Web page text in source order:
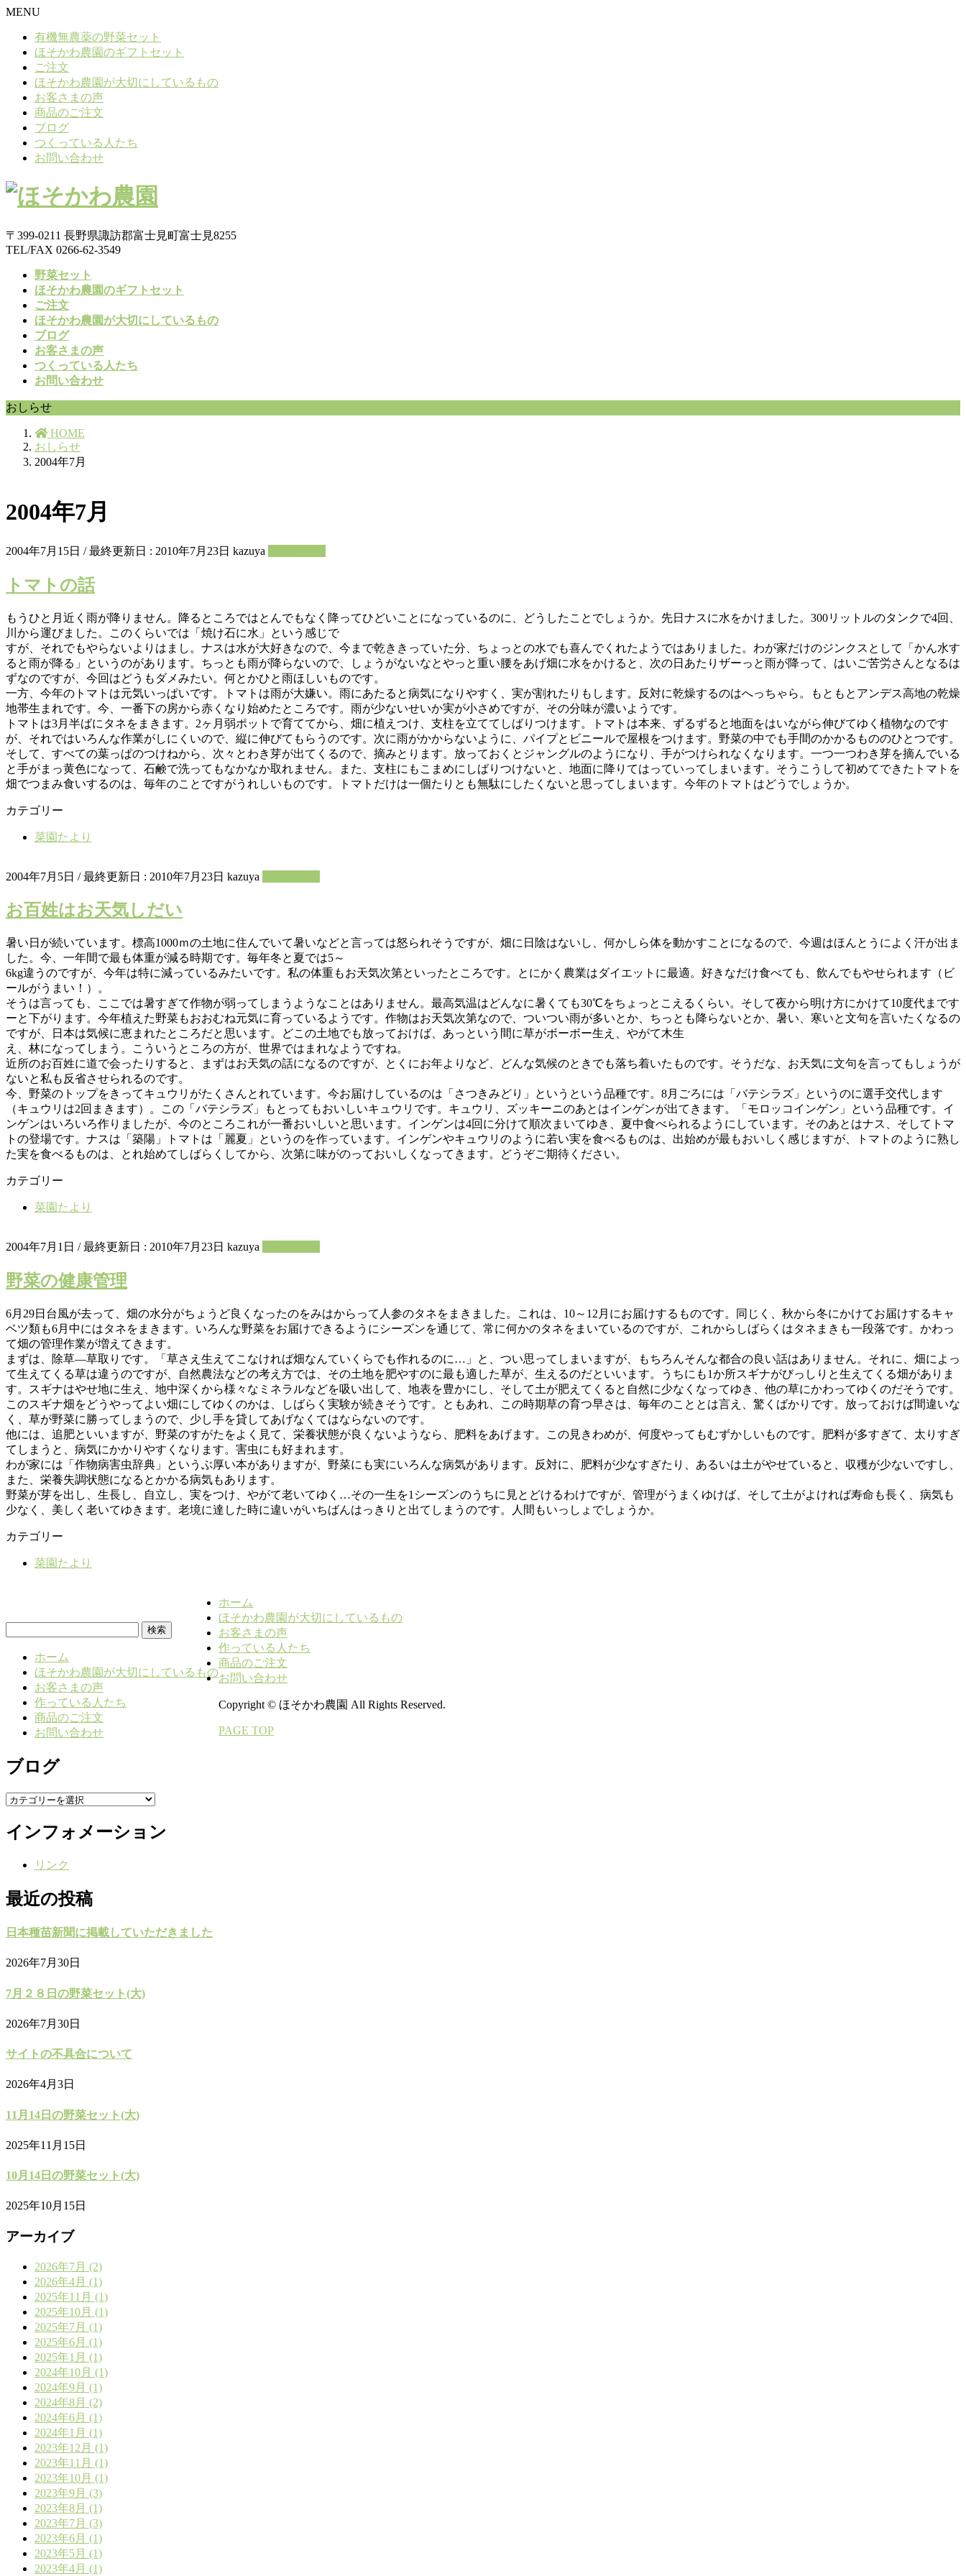
MENU
有機無農薬の野菜セット
ほそかわ農園のギフトセット
ご注文
ほそかわ農園が大切にしているもの
お客さまの声
商品のご注文
ブログ
つくっている人たち
お問い合わせ
〒399-0211 長野県諏訪郡富士見町富士見8255
TEL/FAX 0266-62-3549
野菜セット
ほそかわ農園のギフトセット
ご注文
ほそかわ農園が大切にしているもの
ブログ
お客さまの声
つくっている人たち
お問い合わせ
おしらせ
HOME
おしらせ
2004年7月
2004年7月
2004年7月15日 / 最終更新日 : 2010年7月23日 kazuya
トマトの話
もうひと月近く雨が降りません。降るところではとんでもなく降ってひどいことになっているのに、どうしたことでしょうか。先日ナスに水をかけました。300リットルのタンクで4回、
川から運びました。このくらいでは「焼け石に水」という感じで
すが、それでもやらないよりはまし。ナスは水が大好きなので、今まで乾ききっていた分、ちょっとの水でも喜んでくれたようではありました。わが家だけのジンクスとして「かん水す
ると雨が降る」というのがあります。ちっとも雨が降らないので、しょうがないなとやっと重い腰をあげ畑に水をかけると、次の日あたりザーっと雨が降って、はいご苦労さんとなるは
ずなのですが、今回はどうもダメみたい。何とかひと雨ほしいものです。
一方、今年のトマトは元気いっぱいです。トマトは雨が大嫌い。雨にあたると病気になりやすく、実が割れたりもします。反対に乾燥するのはへっちゃら。もともとアンデス高地の乾燥
地帯生まれです。今、一番下の房から赤くなり始めたところです。雨が少ないせいか実が小さめですが、その分味が濃いようです。
トマトは3月半ばにタネをまきます。2ヶ月弱ポットで育ててから、畑に植えつけ、支柱を立ててしばりつけます。トマトは本来、ずるずると地面をはいながら伸びてゆく植物なのです
が、それではいろんな作業がしにくいので、縦に伸びてもらうのです。次に雨がかからないように、パイプとビニールで屋根をつけます。野菜の中でも手間のかかるもののひとつです。
そして、すべての葉っぱのつけねから、次々とわき芽が出てくるので、摘みとります。放っておくとジャングルのようになり、手がつけられなくなります。一つ一つわき芽を摘んでいる
と手がまっ黄色になって、石鹸で洗ってもなかなか取れません。また、支柱にもこまめにしばりつけないと、地面に降りてはっていってしまいます。そうこうして初めてできたトマトを
畑でつまみ食いするのは、毎年のことですがうれしいものです。トマトだけは一個たりとも無駄にしたくないと思ってしまいます。今年のトマトはどうでしょうか。
カテゴリー
菜園たより
2004年7月5日 / 最終更新日 : 2010年7月23日 kazuya
お百姓はお天気しだい
暑い日が続いています。標高1000ｍの土地に住んでいて暑いなどと言っては怒られそうですが、畑に日陰はないし、何かしら体を動かすことになるので、今週はほんとうによく汗が出ま
した。今、一年間で最も体重が減る時期です。毎年冬と夏では5～
6kg違うのですが、今年は特に減っているみたいです。私の体重もお天気次第といったところです。とにかく農業はダイエットに最適。好きなだけ食べても、飲んでもやせられます（ビ
ールがうまい！）。
そうは言っても、ここでは暑すぎて作物が弱ってしまうようなことはありません。最高気温はどんなに暑くても30℃をちょっとこえるくらい。そして夜から明け方にかけて10度代まです
ーと下がります。今年植えた野菜もおおむね元気に育っているようです。作物はお天気次第なので、ついつい雨が多いとか、ちっとも降らないとか、暑い、寒いと文句を言いたくなるの
ですが、日本は気候に恵まれたところだと思います。どこの土地でも放っておけば、あっという間に草がボーボー生え、やがて木生
え、林になってしまう。こういうところの方が、世界ではまれなようですね。
近所のお百姓に道で会ったりすると、まずはお天気の話になるのですが、とくにお年よりなど、どんな気候のときでも落ち着いたものです。そうだな、お天気に文句を言ってもしょうが
ないと私も反省させられるのです。
今、野菜のトップをきってキュウリがたくさんとれています。今お届けしているのは「さつきみどり」というという品種です。8月ごろには「バテシラズ」というのに選手交代します
（キュウリは2回まきます）。この「バテシラズ」もとってもおいしいキュウリです。キュウリ、ズッキーニのあとはインゲンが出てきます。「モロッコインゲン」という品種です。イ
ンゲンはいろいろ作りましたが、今のところこれが一番おいしいと思います。インゲンは4回に分けて順次まいてゆき、夏中食べられるようにしています。そのあとはナス、そしてトマ
トの登場です。ナスは「築陽」トマトは「麗夏」というのを作っています。インゲンやキュウリのように若い実を食べるものは、出始めが最もおいしく感じますが、トマトのように熟し
た実を食べるものは、とれ始めてしばらくしてから、次第に味がのっておいしくなってきます。どうぞご期待ください。
カテゴリー
菜園たより
2004年7月1日 / 最終更新日 : 2010年7月23日 kazuya
野菜の健康管理
6月29日台風が去って、畑の水分がちょうど良くなったのをみはからって人参のタネをまきました。これは、10～12月にお届けするものです。同じく、秋から冬にかけてお届けするキャ
ベツ類も6月中にはタネをまきます。いろんな野菜をお届けできるようにシーズンを通じて、常に何かのタネをまいているのですが、これからしばらくはタネまきも一段落です。かわっ
て畑の管理作業が増えてきます。
まずは、除草―草取りです。「草さえ生えてこなければ畑なんていくらでも作れるのに…」と、つい思ってしまいますが、もちろんそんな都合の良い話はありません。それに、畑によっ
て生えてくる草は違うのですが、自然農法などの考え方では、その土地を肥やすのに最も適した草が、生えるのだといいます。うちにも1か所スギナがびっしりと生えてくる畑がありま
す。スギナはやせ地に生え、地中深くから様々なミネラルなどを吸い出して、地表を豊かにし、そして土が肥えてくると自然に少なくなってゆき、他の草にかわってゆくのだそうです。
このスギナ畑をどうやってよい畑にしてゆくのかは、しばらく実験が続きそうです。ともあれ、この時期草の育つ早さは、毎年のこととは言え、驚くばかりです。放っておけば間違いな
く、草が野菜に勝ってしまうので、少し手を貸してあげなくてはならないのです。
他には、追肥といいますが、野菜のすがたをよく見て、栄養状態が良くないようなら、肥料をあげます。この見きわめが、何度やってもむずかしいものです。肥料が多すぎて、太りすぎ
てしまうと、病気にかかりやすくなります。害虫にも好まれます。
わが家には「作物病害虫辞典」というぶ厚い本がありますが、野菜にも実にいろんな病気があります。反対に、肥料が少なすぎたり、あるいは土がやせていると、収穫が少ないですし、
また、栄養失調状態になるとかかる病気もあります。
野菜が芽を出し、生長し、自立し、実をつけ、やがて老いてゆく…その一生を1シーズンのうちに見とどけるわけですが、管理がうまくゆけば、そして土がよければ寿命も長く、病気も
少なく、美しく老いてゆきます。老境に達した時に違いがいちばんはっきりと出てしまうのです。人間もいっしょでしょうか。
カテゴリー
菜園たより
ホーム
ほそかわ農園が大切にしているもの
お客さまの声
作っている人たち
商品のご注文
お問い合わせ
ブログ
ブ
グ
インフォメーション
リンク
最近の投稿
日本種苗新聞に掲載していただきました
2026年7月30日
7月２８日の野菜セット(大)
2026年7月30日
サイトの不具合について
2026年4月3日
11月14日の野菜セット(大)
2025年11月15日
10月14日の野菜セット(大)
2025年10月15日
アーカイブ
2026年7月 (2)
2026年4月 (1)
2025年11月 (1)
2025年10月 (1)
2025年7月 (1)
2025年6月 (1)
2025年1月 (1)
2024年10月 (1)
2024年9月 (1)
2024年8月 (2)
2024年6月 (1)
2024年1月 (1)
2023年12月 (1)
2023年11月 (1)
2023年10月 (1)
2023年9月 (3)
2023年8月 (1)
2023年7月 (3)
2023年6月 (1)
2023年5月 (1)
2023年4月 (1)
ホーム
ほそかわ農園が大切にしているもの
お客さまの声
作っている人たち
商品のご注文
お問い合わせ
Copyright © ほそかわ農園 All Rights Reserved.
PAGE TOP